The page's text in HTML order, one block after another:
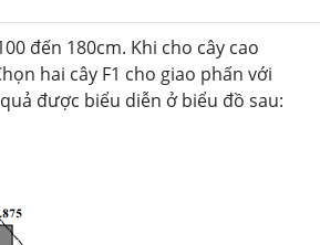
đến 180cm. Khi cho cây cao
hai cây F1 cho giao phấn với
được biểu diễn ở biểu đồ sau: